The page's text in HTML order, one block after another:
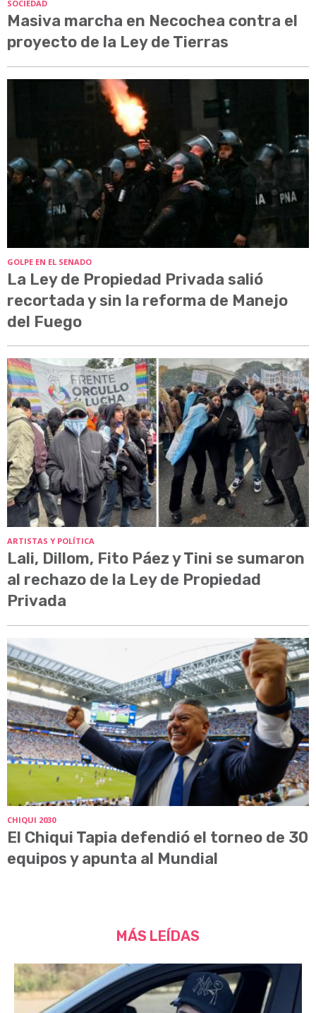
SOCIEDAD
Masiva marcha en Necochea contra el
proyecto de la Ley de Tierras
GOLPE EN EL SENADO
La Ley de Propiedad Privada salió
recortada y sin la reforma de Manejo
del Fuego
ARTISTAS Y POLÍTICA
Lali, Dillom, Fito Páez y Tini se sumaron
al rechazo de la Ley de Propiedad
Privada
CHIQUI 2030
El Chiqui Tapia defendió el torneo de 30
equipos y apunta al Mundial
MÁS LEÍDAS